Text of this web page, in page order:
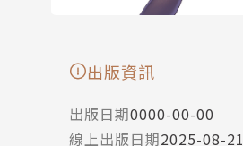
出版資訊
出版日期0000-00-00
線上出版日期2025-08-21